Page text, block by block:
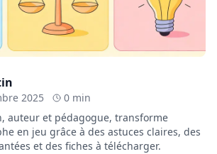
2025
0 min
auteur et pédagogue, transforme
en jeu grâce à des astuces claires, des
et des fiches à télécharger.